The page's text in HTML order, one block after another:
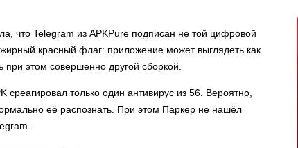
что Telegram из APKPure подписан не той цифровой
красный флаг: приложение может выглядеть как
этом совершенно другой сборкой.
среагировал только один антивирус из 56. Вероятно,
её распознать. При этом Паркер не нашёл